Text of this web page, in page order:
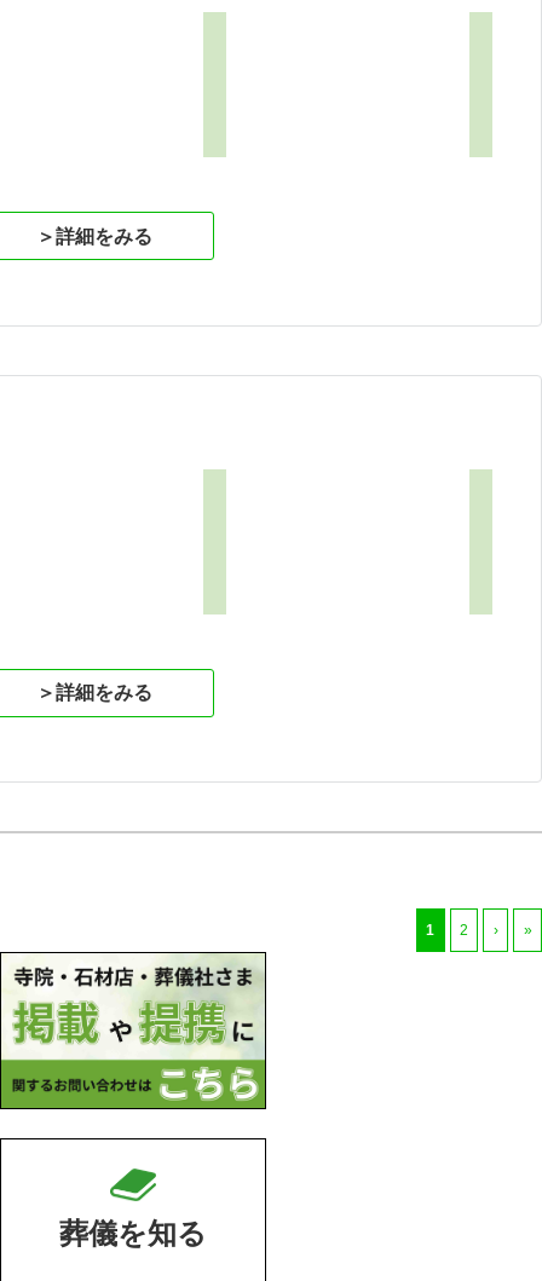
＞詳細をみる
＞詳細をみる
1 2 › »
葬儀を知る